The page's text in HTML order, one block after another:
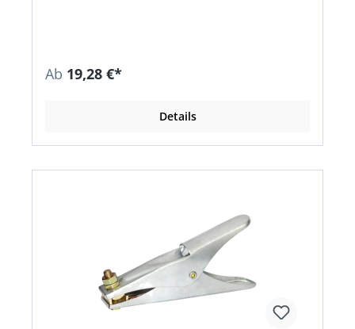
Ab 19,28 €*
Details